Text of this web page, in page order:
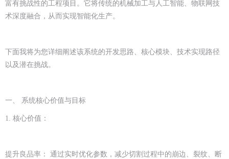
富有挑战性的工程项目。它将传统的机械加工与人工智能、物联网技
术深度融合，从而实现智能化生产。
下面我将为您详细阐述该系统的开发思路、核心模块、技术实现路径
以及潜在挑战。
一、 系统核心价值与目标
1. 核心价值：
提升良品率： 通过实时优化参数，减少切割过程中的崩边、裂纹、断